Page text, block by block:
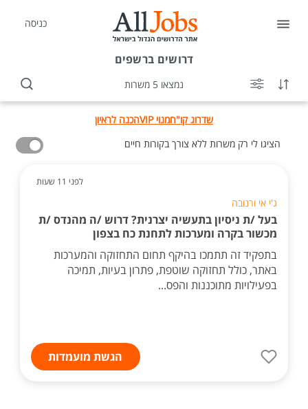
כניסה
דרושים ברשפים
נמצאו 5 משרות
שדרוג קו"חמנוי VIP
הכנה לראיון
הציגו לי רק משרות ללא צורך בקורות חיים
לפני 11 שעות
ג'י אי ורנובה
בעל /ת ניסיון בתעשיה יצרנית? דרוש /ה מהנדס /ת
מכשור בקרה ומערכות לתחנת כח בצפון
בתפקיד זה תתמכו בהיקף תחום התחזוקה והמערכות
באתר, כולל תחזוקה שוטפת, פתרון בעיות, תמיכה
בפעילויות מתוכננות והפס...
הגשת מועמדות